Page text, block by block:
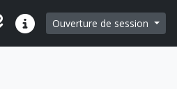
in browse page
Liens rapidesOuverture de session